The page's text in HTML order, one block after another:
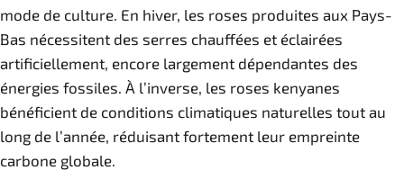
mode de culture. En hiver, les roses produites aux Pays-
Bas nécessitent des serres chauffées et éclairées
artificiellement, encore largement dépendantes des
énergies fossiles. À l’inverse, les roses kenyanes
bénéficient de conditions climatiques naturelles tout au
long de l’année, réduisant fortement leur empreinte
carbone globale.